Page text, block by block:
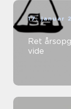
17. januar
Ret
vide